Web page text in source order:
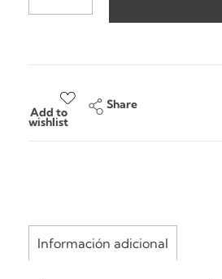
Add to
wishlist
Share
Información adicional